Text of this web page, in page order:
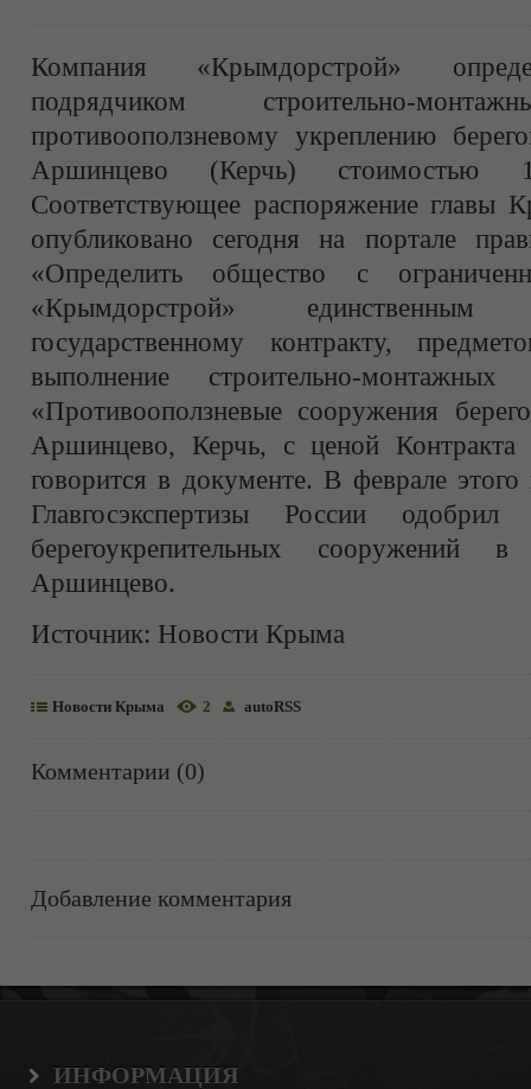
Компания «Крымдорстрой»
подрядчиком строительно-
противооползневому укреплению
Аршинцево (Керчь) стоимостью
Соответствующее распоряжение главы
опубликовано сегодня на портале
«Определить общество с
«Крымдорстрой»
государственному контракту,
выполнение строительно-
«Противооползневые сооружения
Аршинцево, Керчь, с ценой
говорится в документе. В феврале
Главгосэкспертизы России одобрил
берегоукрепительных сооружений в
Аршинцево.
Источник: Новости Крыма
Новости Крыма 2 autoRSS
Комментарии (0)
Добавление комментария
ИНФОРМАЦИЯ